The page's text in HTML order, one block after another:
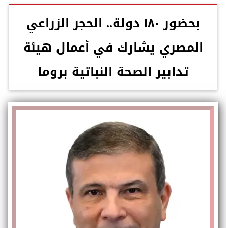
بحضور ١٨٠ دولة.. الحجر الزراعي
المصري يشارك في أعمال هيئة
تدابير الصحة النباتية بروما